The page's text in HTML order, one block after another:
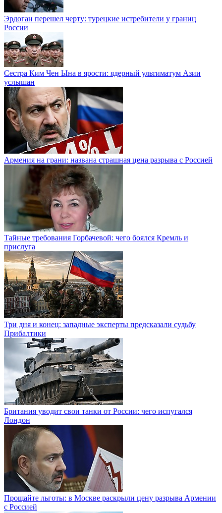
Эрдоган перешел черту: турецкие истребители у границ
России
Сестра Ким Чен Ына в ярости: ядерный ультиматум Азии
услышан
Армения на грани: названа страшная цена разрыва с Россией
Тайные требования Горбачевой: чего боялся Кремль и
прислуга
Три дня и конец: западные эксперты предсказали судьбу
Прибалтики
Британия уводит свои танки от России: чего испугался
Лондон
Прощайте льготы: в Москве раскрыли цену разрыва Армении
с Россией